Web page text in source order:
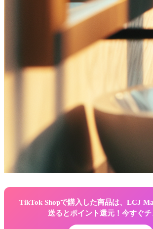
TikTok Shopで購入した商品は、LCJ
送るとポイント還元！今すぐチ